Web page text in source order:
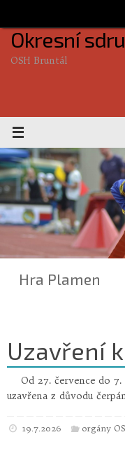
content
Okresní
OSH Bruntál
Hra Plamen
Uzavření
Od 27. července do
uzavřena z důvodu
19.7.2026 orgány